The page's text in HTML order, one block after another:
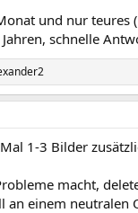
und nur teures
schnelle
1-3 Bilder
macht,
an einem neutralen